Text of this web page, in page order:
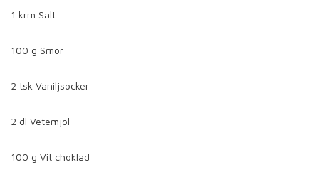
1 krm Salt
100 g Smör
2 tsk Vaniljsocker
2 dl Vetemjöl
100 g Vit choklad